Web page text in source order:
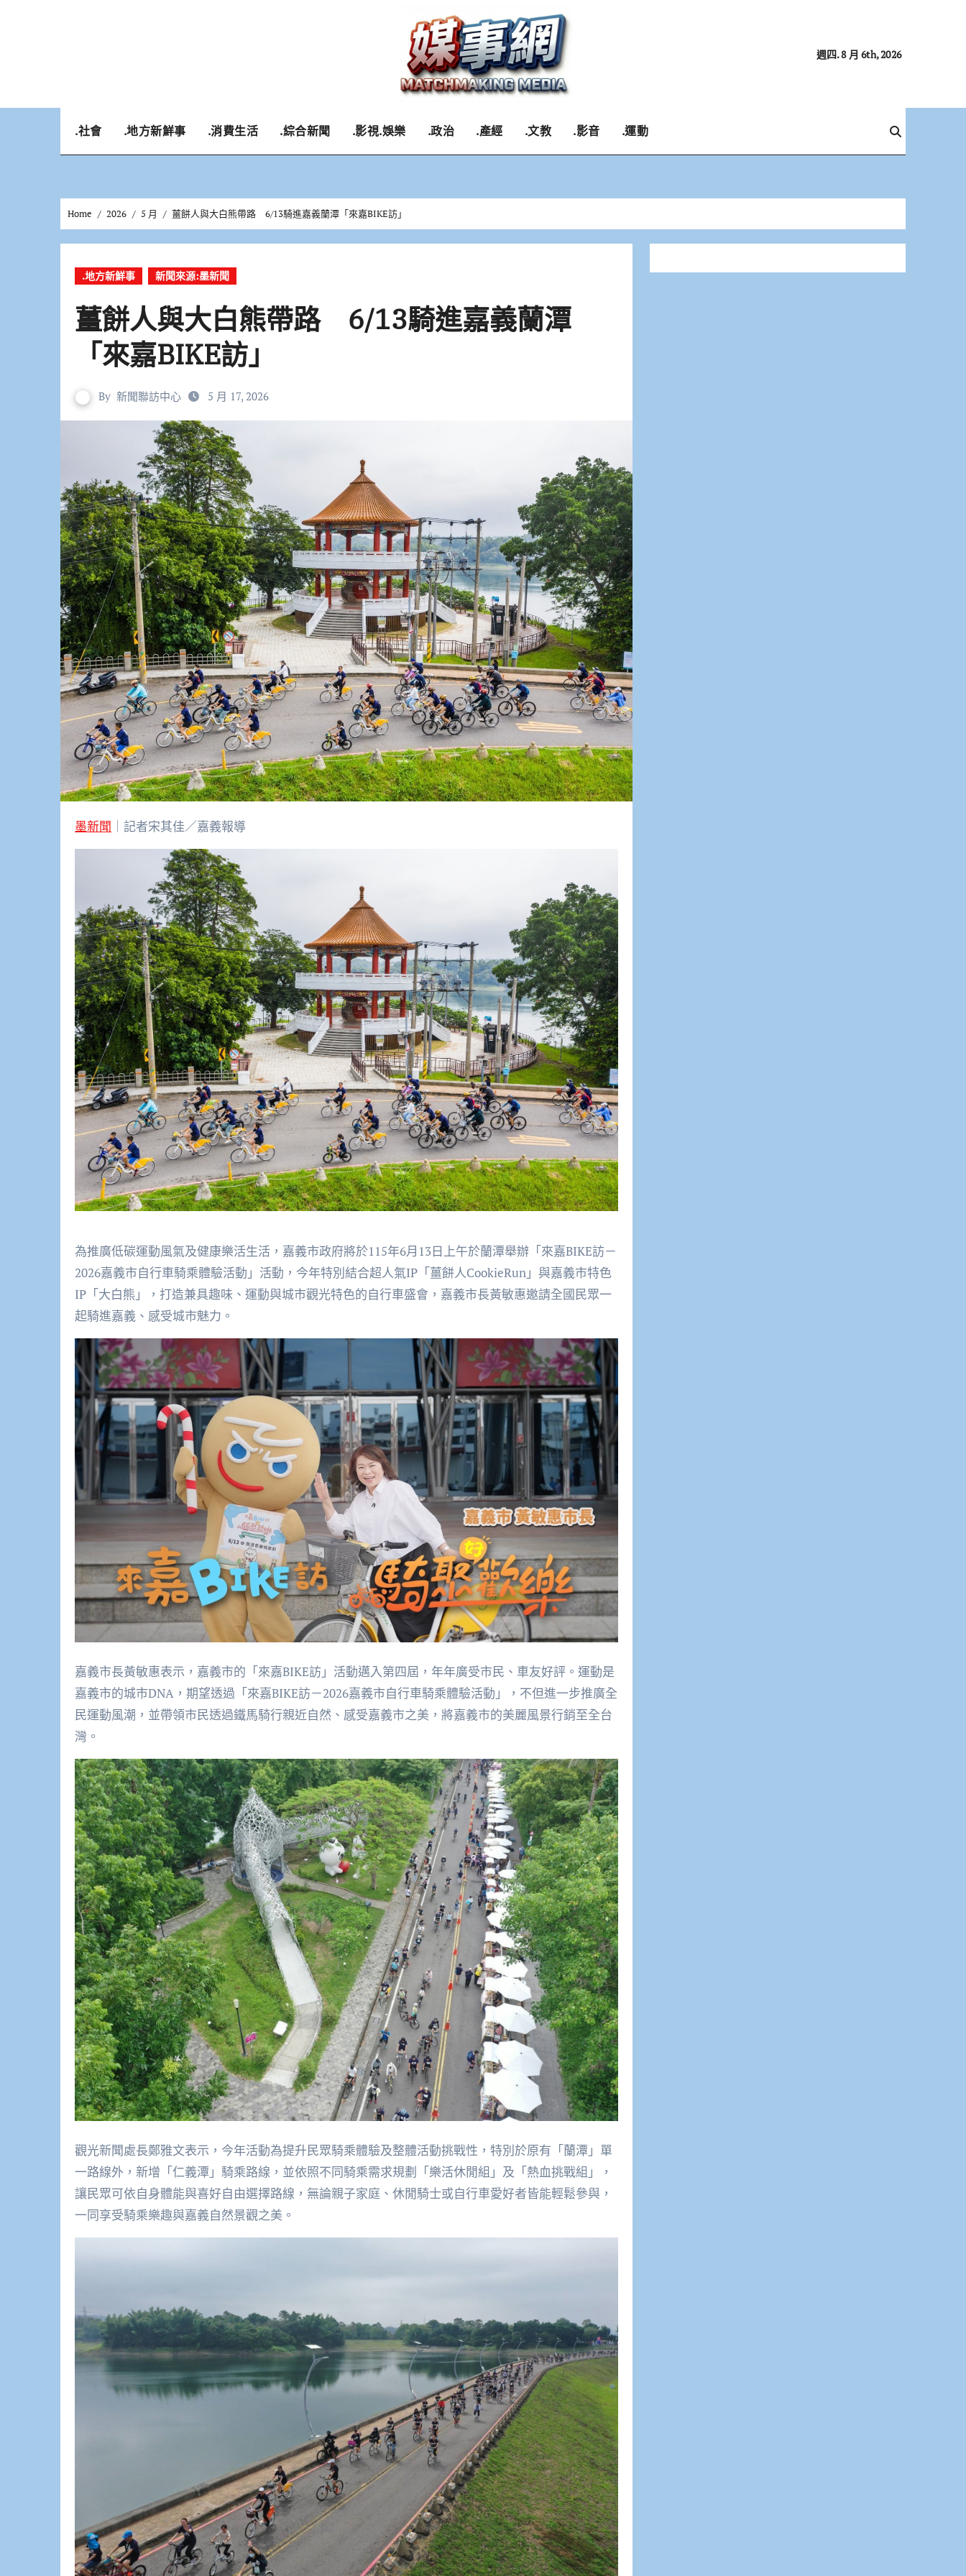
週四. 8 月 6th, 2026
.社會 .地方新鮮事 .消費生活 .綜合新聞 .影視.娛樂 .政治 .產經 .文教 .影音 .運動
Home 2026 5 月 薑餅人與大白熊帶路 6/13騎進嘉義蘭潭「來嘉BIKE訪」
.地方新鮮事 新聞來源:墨新聞
薑餅人與大白熊帶路 6/13騎進嘉義蘭潭
「來嘉BIKE訪」
By 新聞聯訪中心 5 月 17, 2026
墨新聞 ｜記者宋其佳／嘉義報導
為推廣低碳運動風氣及健康樂活生活，嘉義市政府將於115年6月13日上午於蘭潭舉辦「來嘉BIKE訪－
2026嘉義市自行車騎乘體驗活動」活動，今年特別結合超人氣IP「薑餅人CookieRun」與嘉義市特色
IP「大白熊」，打造兼具趣味、運動與城市觀光特色的自行車盛會，嘉義市長黃敏惠邀請全國民眾一
起騎進嘉義、感受城市魅力。
嘉義市長黃敏惠表示，嘉義市的「來嘉BIKE訪」活動邁入第四屆，年年廣受市民、車友好評。運動是
嘉義市的城市DNA，期望透過「來嘉BIKE訪－2026嘉義市自行車騎乘體驗活動」，不但進一步推廣全
民運動風潮，並帶領市民透過鐵馬騎行親近自然、感受嘉義市之美，將嘉義市的美麗風景行銷至全台
灣。
觀光新聞處長鄭雅文表示，今年活動為提升民眾騎乘體驗及整體活動挑戰性， 特別於原有「蘭潭」單
一路線外，新增「仁義潭」騎乘路線，並依照不同騎乘需求規劃「樂活休閒組」及「熱血挑戰組」，
讓民眾可依自身體能與喜好自由選擇路線，無論親子家庭、休閒騎士或自行車愛好者皆能輕鬆參與，
一同享受騎乘樂趣與嘉義自然景觀之美。